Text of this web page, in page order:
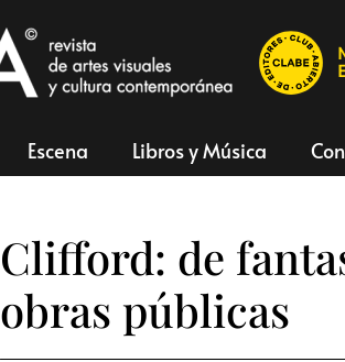
Escena Libros y Música
Clifford: de
obras públicas